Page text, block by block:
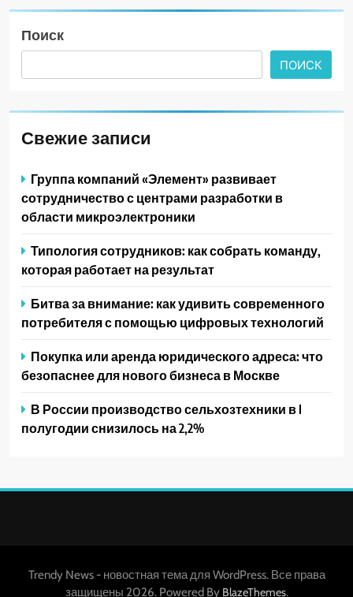
Поиск
ПОИСК
Свежие записи
Группа компаний «Элемент» развивает
сотрудничество с центрами разработки в
области микроэлектроники
Типология сотрудников: как собрать команду,
которая работает на результат
Битва за внимание: как удивить современного
потребителя с помощью цифровых технологий
Покупка или аренда юридического адреса: что
безопаснее для нового бизнеса в Москве
В России производство сельхозтехники в I
полугодии снизилось на 2,2%
Trendy News - новостная тема для WordPress. Все права
защищены 2026. Powered By BlazeThemes.